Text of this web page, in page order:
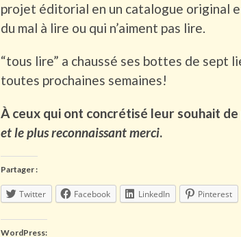
projet éditorial en un catalogue original
du mal à lire ou qui n’aiment pas lire.
“tous lire” a chaussé ses bottes de sept
toutes prochaines semaines!
À ceux qui ont concrétisé leur souhait
et le plus reconnaissant merci.
Partager :
Twitter Facebook LinkedIn Pinterest
WordPress: